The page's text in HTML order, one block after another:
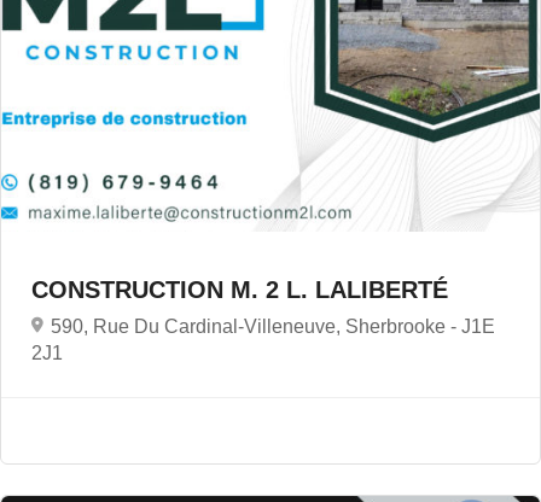
CONSTRUCTION M. 2 L. LALIBERTÉ
590, Rue Du Cardinal-Villeneuve, Sherbrooke - J1E
2J1